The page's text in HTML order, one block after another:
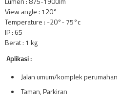
View angle : 120°
Temperature : -20°- 75°c
IP : 65
Berat : 1 kg
Aplikasi :
Jalan umum/komplek perumahan
Taman, Parkiran